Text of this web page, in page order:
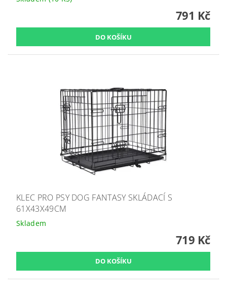
791 Kč
KLEC PRO PSY DOG FANTASY SKLÁDACÍ S
61X43X49CM
Skladem
719 Kč